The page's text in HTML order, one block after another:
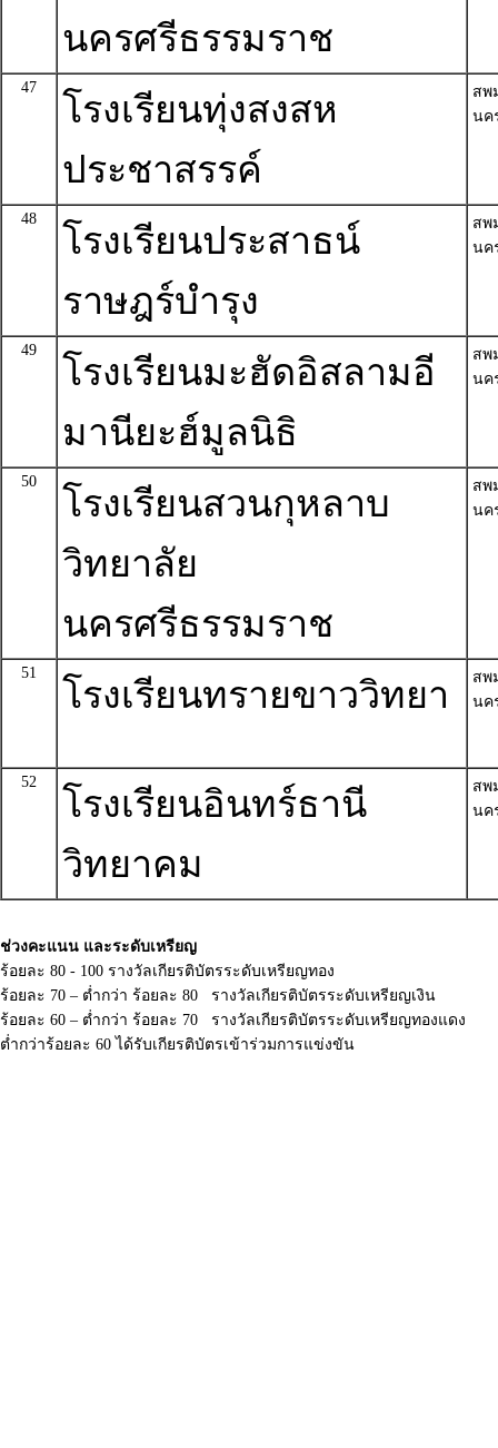
นครศรีธรรมราช
47
โรงเรียนทุ่งสงสห
ประชาสรรค์
สพ
นค
48
โรงเรียนประสาธน์
ราษฎร์บำรุง
สพ
นค
49
โรงเรียนมะฮัดอิสลามอี
มานียะฮ์มูลนิธิ
สพ
นค
50
โรงเรียนสวนกุหลาบ
วิทยาลัย
นครศรีธรรมราช
สพ
นค
51
โรงเรียนทรายขาววิทยา
สพ
นค
52
โรงเรียนอินทร์ธานี
วิทยาคม
สพ
นค
ช่วงคะแนน และระดับเหรียญ
ร้อยละ 80 - 100 รางวัลเกียรติบัตรระดับเหรียญทอง
ร้อยละ 70 – ต่ำกว่า ร้อยละ 80 รางวัลเกียรติบัตรระดับเหรียญเงิน
ร้อยละ 60 – ต่ำกว่า ร้อยละ 70 รางวัลเกียรติบัตรระดับเหรียญทองแดง
ต่ำกว่าร้อยละ 60 ได้รับเกียรติบัตรเข้าร่วมการแข่งขัน